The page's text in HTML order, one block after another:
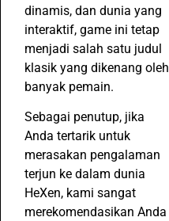
dinamis, dan dunia yang
interaktif, game ini tetap
menjadi salah satu judul
klasik yang dikenang oleh
banyak pemain.
Sebagai penutup, jika
Anda tertarik untuk
merasakan pengalaman
terjun ke dalam dunia
HeXen, kami sangat
merekomendasikan Anda